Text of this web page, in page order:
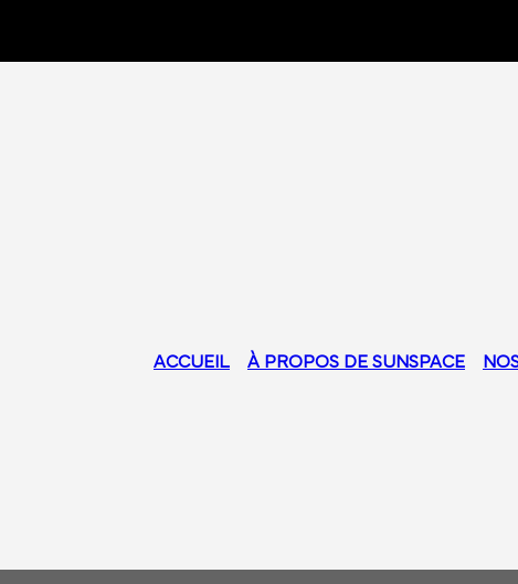
ACCUEIL À PROPOS DE SUNSPACE